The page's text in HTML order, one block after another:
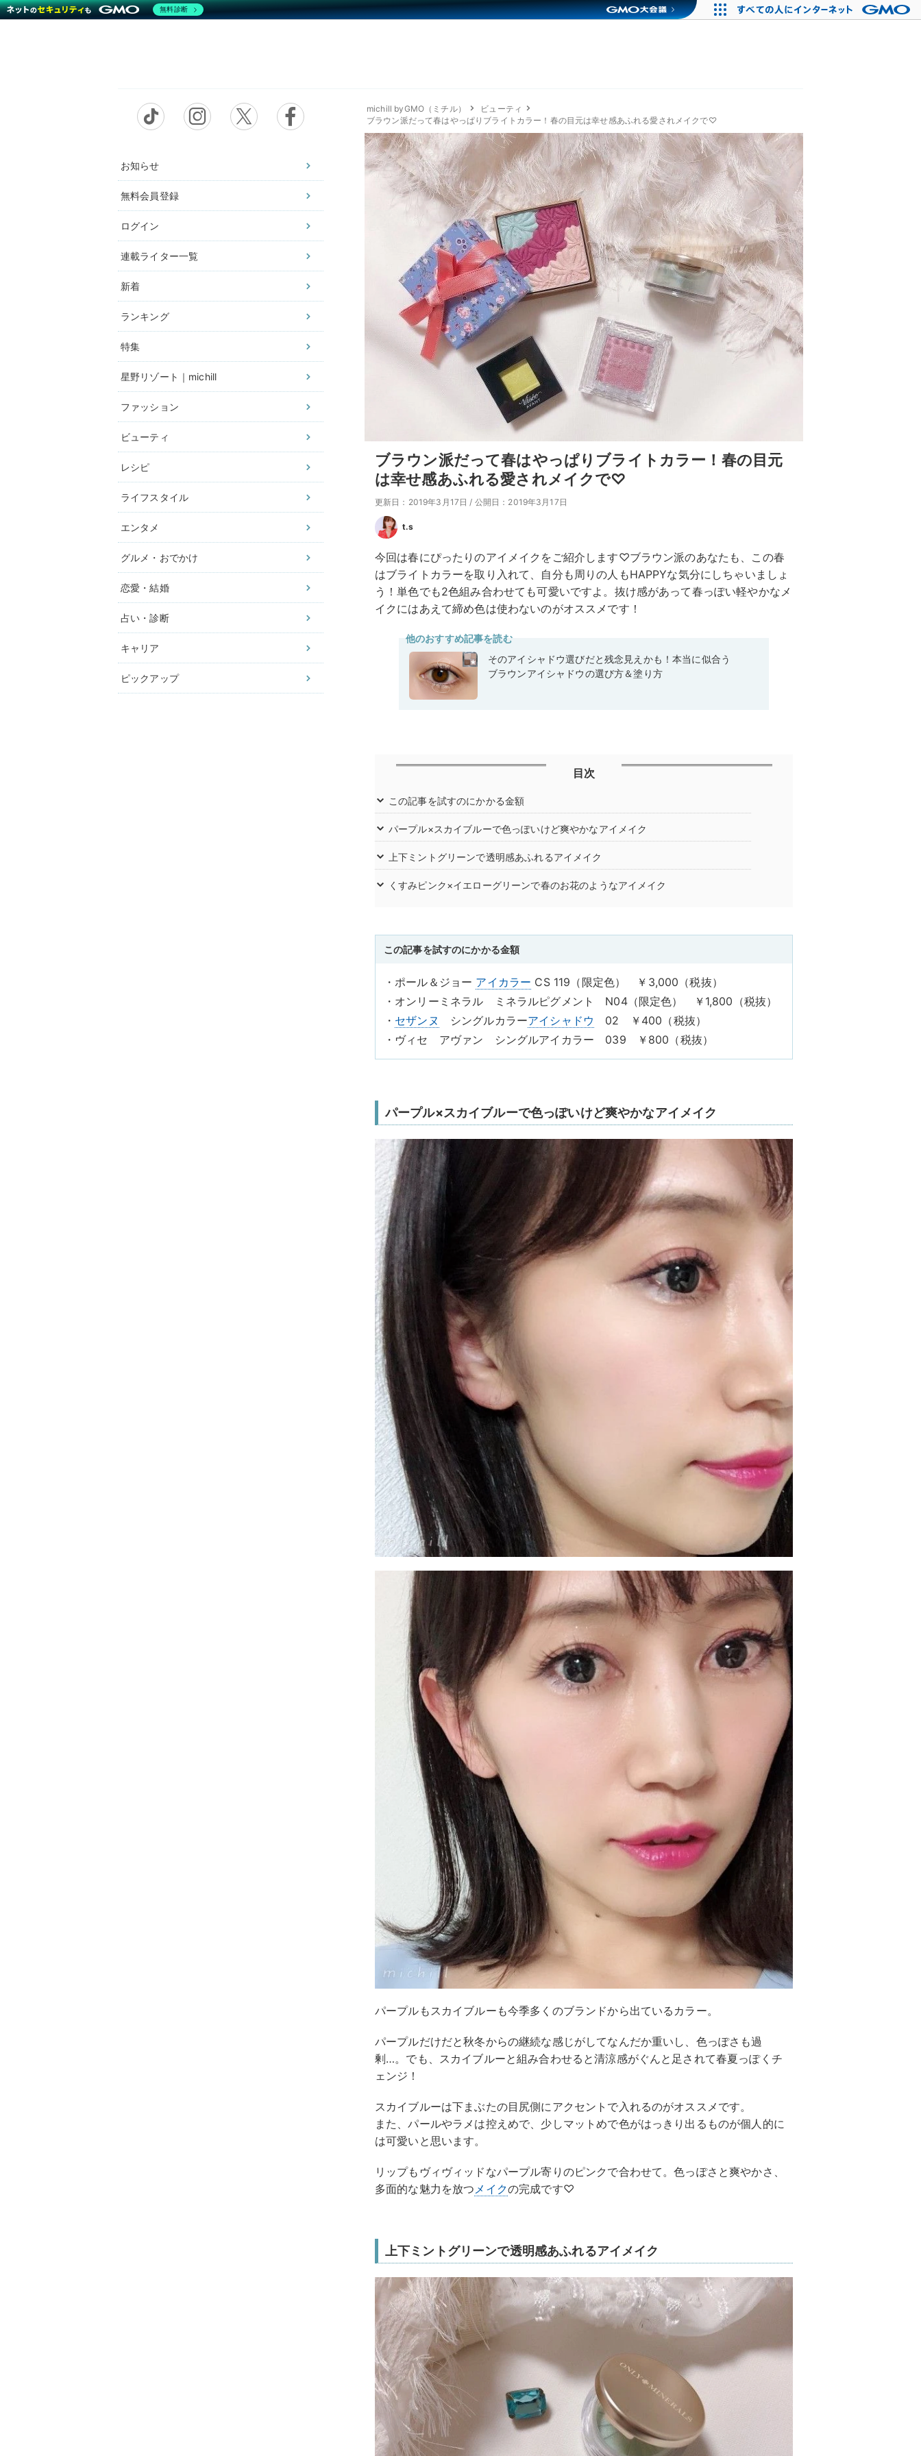
お知らせ
無料会員登録
ログイン
連載ライター一覧
新着
ランキング
特集
星野リゾート｜michill
ファッション
ビューティ
レシピ
ライフスタイル
エンタメ
グルメ・おでかけ
恋愛・結婚
占い・診断
キャリア
ピックアップ
michill byGMO（ミチル）
ビューティ
ブラウン派だって春はやっぱりブライトカラー！春の目元は幸せ感あふれる愛されメイクで♡
ブラウン派だって春はやっぱりブライトカラー！春の目元
は幸せ感あふれる愛されメイクで♡
更新日：2019年3月17日 / 公開日：2019年3月17日
t.s
今回は春にぴったりのアイメイクをご紹介します♡ブラウン派のあなたも、この春
はブライトカラーを取り入れて、自分も周りの人もHAPPYな気分にしちゃいましょ
う！単色でも2色組み合わせても可愛いですよ。抜け感があって春っぽい軽やかなメ
イクにはあえて締め色は使わないのがオススメです！
他のおすすめ記事を読む
そのアイシャドウ選びだと残念見えかも！本当に似合う
ブラウンアイシャドウの選び方＆塗り方
目次
この記事を試すのにかかる金額
パープル×スカイブルーで色っぽいけど爽やかなアイメイク
上下ミントグリーンで透明感あふれるアイメイク
くすみピンク×イエローグリーンで春のお花のようなアイメイク
この記事を試すのにかかる金額
・ポール＆ジョー アイカラー CS 119（限定色） ￥3,000（税抜）
・オンリーミネラル ミネラルピグメント N04（限定色） ￥1,800（税抜）
・ セザンヌ シングルカラーアイシャドウ
02 ￥400（税抜）
・ヴィセ アヴァン シングルアイカラー 039 ￥800（税抜）
パープル×スカイブルーで色っぽいけど爽やかなアイメイク
パープルもスカイブルーも今季多くのブランドから出ているカラー。
パープルだけだと秋冬からの継続な感じがしてなんだか重いし、色っぽさも過
剰…。でも、スカイブルーと組み合わせると清涼感がぐんと足されて春夏っぽくチ
ェンジ！
スカイブルーは下まぶたの目尻側にアクセントで入れるのがオススメです。
また、パールやラメは控えめで、少しマットめで色がはっきり出るものが個人的に
は可愛いと思います。
リップもヴィヴィッドなパープル寄りのピンクで合わせて。色っぽさと爽やかさ、
多面的な魅力を放つメイクの完成です♡
上下ミントグリーンで透明感あふれるアイメイク
無料診断